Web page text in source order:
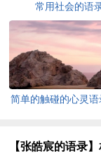
常用社会的语
简单的触碰的心灵语
【张皓宸的语录